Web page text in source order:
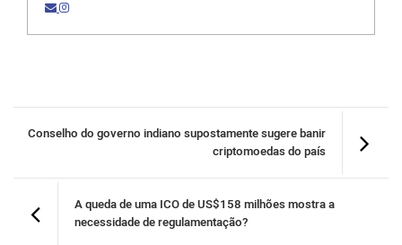
Conselho do governo indiano supostamente sugere banir
criptomoedas do país
A queda de uma ICO de US$158 milhões mostra a
necessidade de regulamentação?